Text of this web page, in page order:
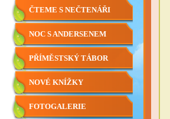
ČTEME S NEČTENÁŘI
NOC S ANDERSENEM
PŘÍMĚSTSKÝ TÁBOR
NOVÉ KNÍŽKY
FOTOGALERIE